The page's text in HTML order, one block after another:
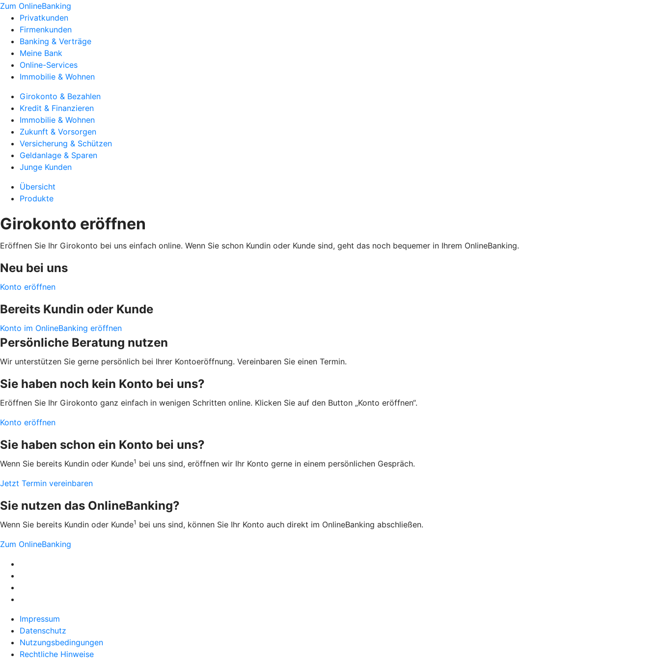
Zum OnlineBanking
Privatkunden
Firmenkunden
Banking & Verträge
Meine Bank
Online-Services
Immobilie & Wohnen
Girokonto & Bezahlen
Kredit & Finanzieren
Immobilie & Wohnen
Zukunft & Vorsorgen
Versicherung & Schützen
Geldanlage & Sparen
Junge Kunden
Übersicht
Produkte
Girokonto eröffnen
Eröffnen Sie Ihr Girokonto bei uns einfach online. Wenn Sie schon Kundin oder Kunde sind, geht das noch bequemer in Ihrem OnlineBanking.
Neu bei uns
Konto eröffnen
Bereits Kundin oder Kunde
Konto im OnlineBanking eröffnen
Persönliche Beratung nutzen
Wir unterstützen Sie gerne persönlich bei Ihrer Kontoeröffnung. Vereinbaren Sie einen Termin.
Sie haben noch kein Konto bei uns?
Eröffnen Sie Ihr Girokonto ganz einfach in wenigen Schritten online. Klicken Sie auf den Button „Konto eröffnen“.
Konto eröffnen
Sie haben schon ein Konto bei uns?
Wenn Sie bereits Kundin oder Kunde1 bei uns sind, eröffnen wir Ihr Konto gerne in einem persönlichen Gespräch.
Jetzt Termin vereinbaren
Sie nutzen das OnlineBanking?
Wenn Sie bereits Kundin oder Kunde1 bei uns sind, können Sie Ihr Konto auch direkt im OnlineBanking abschließen.
Zum OnlineBanking
Impressum
Datenschutz
Nutzungsbedingungen
Rechtliche Hinweise